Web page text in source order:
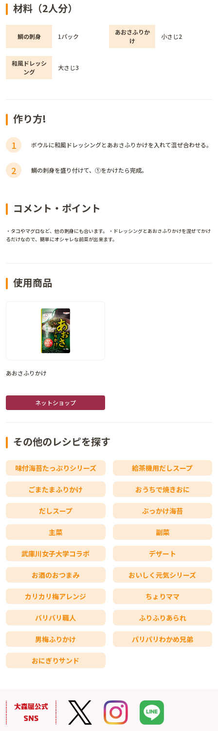
材料（2人分）
鯛の刺身 1パック
あおさふりか
け
小さじ2
和風ドレッシ
ング
大さじ3
作り方!
1 ボウルに和風ドレッシングとあおさふりかけを入れて混ぜ合わせる。
2 鯛の刺身を盛り付けて、①をかけたら完成。
コメント・ポイント
・タコやマグロなど、他の刺身にも合います。 ・ドレッシングとあおさふりかけを混ぜてかけ
るだけなので、簡単にオシャレな前菜が出来ます。
使用商品
あおさふりかけ
ネットショップ
その他のレシピを探す
味付海苔たっぷりシリーズ 給茶機用だしスープ
ごまたまふりかけ おうちで焼きおに
だしスープ ぶっかけ海苔
主菜 副菜
武庫川女子大学コラボ デザート
お酒のおつまみ おいしく元気シリーズ
カリカリ梅アレンジ ちょりママ
バリバリ職人 ふりふりあられ
男梅ふりかけ パリパリわかめ兄弟
おにぎりサンド